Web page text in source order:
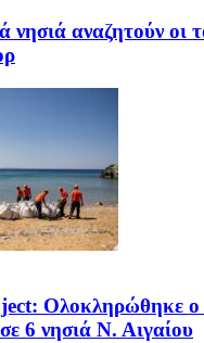
νησιά αναζητούν οι
Ολοκληρώθηκε ο
6 νησιά Ν. Αιγαίου